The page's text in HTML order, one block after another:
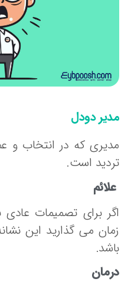
دودل
که در انتخاب و
است.
برای تصمیمات عادی به
می گذارید این